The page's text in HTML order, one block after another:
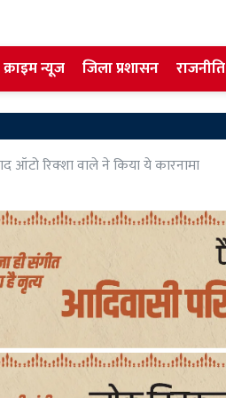
क्राइम न्यूज जिला प्रशासन राजनीति
ऑटो रिक्शा वाले ने किया ये कारनामा